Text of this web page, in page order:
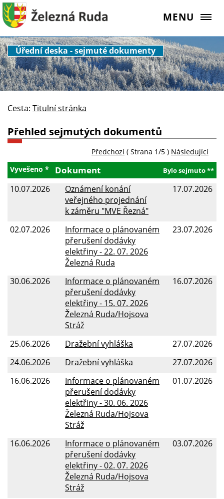
MENU
Úřední deska - sejmuté dokumenty
Cesta: Titulní stránka
Přehled sejmutých dokumentů
Předchozí ( Strana 1/5 ) Následující
Vyvešeno *
Bylo sejmuto **
Dokument
10.07.2026 17.07.2026
Oznámení konání
veřejného projednání
k záměru "MVE Řezná"
02.07.2026
23.07.2026
Informace o plánovaném
přerušení dodávky
elektřiny - 22. 07. 2026
Železná Ruda
30.06.2026
16.07.2026
Informace o plánovaném
přerušení dodávky
elektřiny - 15. 07. 2026
Železná Ruda/Hojsova
Stráž
25.06.2026
27.07.2026
Dražební vyhláška
24.06.2026
27.07.2026
Dražební vyhláška
16.06.2026
01.07.2026
Informace o plánovaném
přerušení dodávky
elektřiny - 30. 06. 2026
Železná Ruda/Hojsova
Stráž
16.06.2026
03.07.2026
Informace o plánovaném
přerušení dodávky
elektřiny - 02. 07. 2026
Železná Ruda/Hojsova
Stráž